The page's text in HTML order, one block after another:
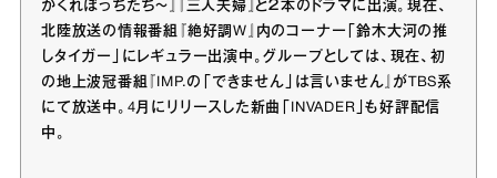
かくれぼっちたち〜』『三人夫婦』と２本のドラマに出演。現在、
北陸放送の情報番組『絶好調W』内のコーナー「鈴木大河の推
しタイガー」にレギュラー出演中。グループとしては、現在、初
の地上波冠番組『IMP.の「できません」は言いません』がTBS系
にて放送中。4月にリリースした新曲「INVADER」も好評配信
中。